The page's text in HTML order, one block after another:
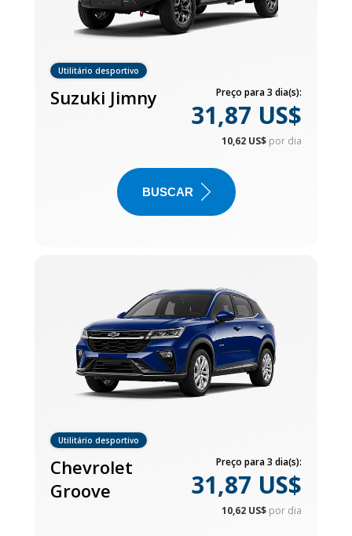
Utilitário desportivo
Suzuki Jimny Preço para 3 dia(s):
31,87 US$
10,62 US$ por dia
BUSCAR
Utilitário desportivo
Chevrolet
Groove
Preço para 3 dia(s):
31,87 US$
10,62 US$ por dia